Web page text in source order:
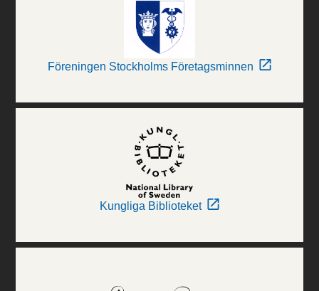
Föreningen Stockholms Företagsminnen
Kungliga Biblioteket